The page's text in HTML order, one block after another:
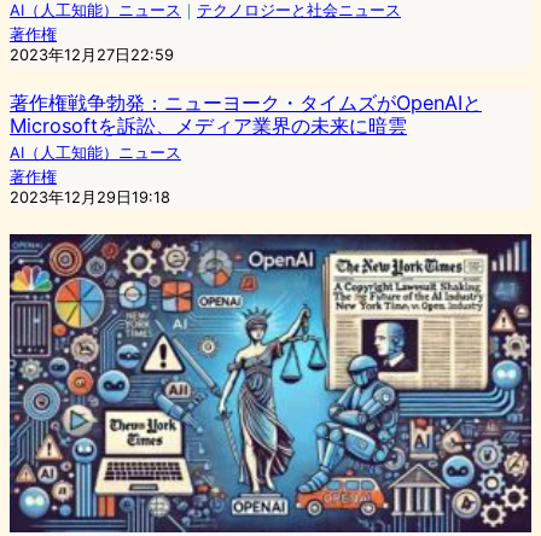
AI（人工知能）ニュース ｜ テクノロジーと社会ニュース
著作権
2023年12月27日22:59
著作権戦争勃発：ニューヨーク・タイムズがOpenAIと
Microsoftを訴訟、メディア業界の未来に暗雲
AI（人工知能）ニュース
著作権
2023年12月29日19:18